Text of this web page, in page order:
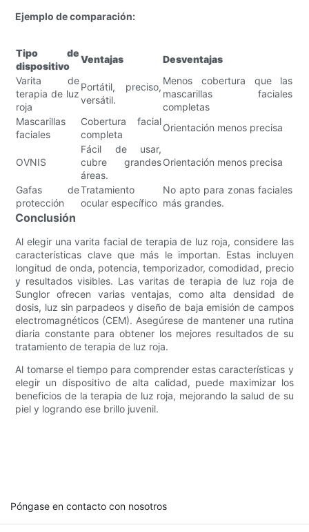
Ejemplo de comparación:
Tipo de
dispositivo
Ventajas
Desventajas
Varita de
terapia de luz
roja
Portátil, preciso,
versátil.
Menos cobertura que las
mascarillas faciales
completas
Mascarillas
faciales
Cobertura facial
completa
Orientación menos precisa
OVNIS
Fácil de usar,
cubre grandes
áreas.
Orientación menos precisa
Gafas de
protección
Tratamiento
ocular específico
No apto para zonas faciales
más grandes.
Conclusión
Al elegir una varita facial de terapia de luz roja, considere las
características clave que más le importan. Estas incluyen
longitud de onda, potencia, temporizador, comodidad, precio
y resultados visibles. Las varitas de terapia de luz roja de
Sunglor ofrecen varias ventajas, como alta densidad de
dosis, luz sin parpadeos y diseño de baja emisión de campos
electromagnéticos (CEM). Asegúrese de mantener una rutina
diaria constante para obtener los mejores resultados de su
tratamiento de terapia de luz roja.
Al tomarse el tiempo para comprender estas características y
elegir un dispositivo de alta calidad, puede maximizar los
beneficios de la terapia de luz roja, mejorando la salud de su
piel y logrando ese brillo juvenil.
Póngase en contacto con nosotros